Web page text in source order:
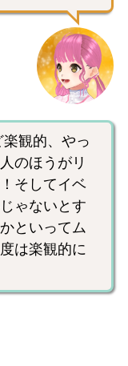
観的、やっ
のほうがリ
そしてイベ
ゃないとす
といってム
は楽観的に